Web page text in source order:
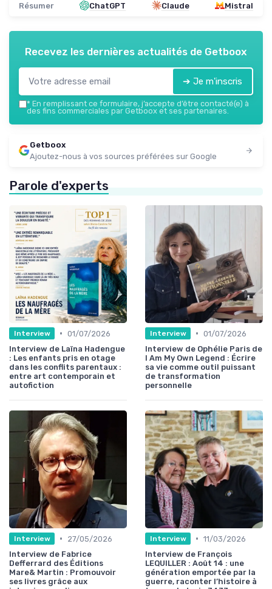
Résumer ChatGPT Claude Mistral
Recevez les dernières actualités de Getboox
➔ Je m'inscris
* En remplissant ce formulaire, j’accepte d’être contacté(e) à
des fins commerciales par Getboox et ses partenaires.
Getboox
Ajoutez-nous à vos sources préférées sur Google
Parole d'experts
Interview • 01/07/2026
Interview de Laïna Hadengue
: Les enfants pris en otage
dans les conflits parentaux :
entre art contemporain et
autofiction
Interview • 01/07/2026
Interview de Ophélie Paris de
I Am My Own Legend : Écrire
sa vie comme outil puissant
de transformation
personnelle
Interview •
27/05/2026
Interview de Fabrice
Defferrard des Éditions
Mare& Martin : Promouvoir
ses livres grâce aux
Interview • 11/03/2026
Interview de François
LEQUILLER : Août 14 : une
génération emportée par la
guerre, raconter l’histoire à